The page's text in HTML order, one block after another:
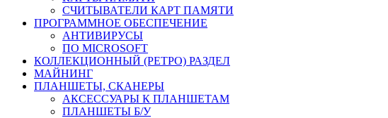
СЧИТЫВАТЕЛИ КАРТ ПАМЯТИ
ПРОГРАММНОЕ ОБЕСПЕЧЕНИЕ
АНТИВИРУСЫ
ПО MICROSOFT
КОЛЛЕКЦИОННЫЙ (РЕТРО) РАЗДЕЛ
МАЙНИНГ
ПЛАНШЕТЫ, СКАНЕРЫ
АКСЕССУАРЫ К ПЛАНШЕТАМ
ПЛАНШЕТЫ Б/У